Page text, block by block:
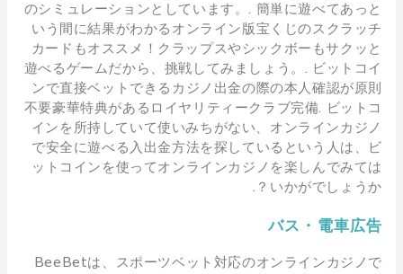
のシミュレーションとしています。. 簡単に遊べてあっと
いう間に結果がわかるオンライン版宝くじのスクラッチ
カードもオススメ！クラップスやシックボーもサクッと
遊べるゲームだから、挑戦してみましょう。. ビットコイ
ンで直接ベットできるカジノ出金の際の本人確認が原則
不要豪華特典があるロイヤリティークラブ完備. ビットコ
インを所持していて使いみちがない、オンラインカジノ
で安全に遊べる入出金方法を探しているという人は、ビ
ットコインを使ってオンラインカジノを楽しんでみては
いかがでしょうか？.
バス・電車広告
BeeBetは、スポーツベット対応のオンラインカジノで